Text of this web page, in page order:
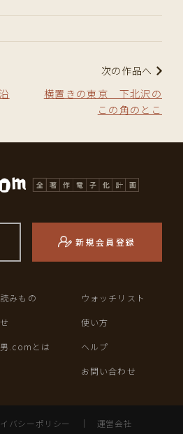
次の作品へ
横置きの東京 下北沢の
この角のとこ
新規会員登録
みもの
.comとは
ウォッチリスト
使い方
ヘルプ
お問い合わせ
バシーポリシー ｜ 運営会社